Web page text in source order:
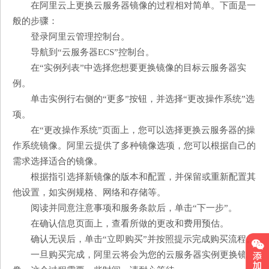
在阿里云上更换云服务器镜像的过程相对简单。下面是一
般的步骤：
登录阿里云管理控制台。
导航到“云服务器ECS”控制台。
在“实例列表”中选择您想要更换镜像的目标云服务器实
例。
单击实例行右侧的“更多”按钮，并选择“更改操作系统”选
项。
在“更改操作系统”页面上，您可以选择更换云服务器的操
作系统镜像。阿里云提供了多种镜像选项，您可以根据自己的
需求选择适合的镜像。
根据指引选择新镜像的版本和配置，并保留或重新配置其
他设置，如实例规格、网络和存储等。
阅读并同意注意事项和服务条款后，单击“下一步”。
在确认信息页面上，查看所做的更改和费用预估。
确认无误后，单击“立即购买”并按照提示完成购买流程。
一旦购买完成，阿里云将会为您的云服务器实例更换镜